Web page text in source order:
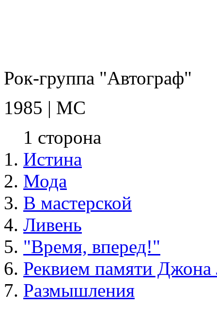
Рок-группа "Автограф"
1985 | MC
1 сторона
Истина
Мода
В мастерской
Ливень
"Время, вперед!"
Реквием памяти Джона
Размышления